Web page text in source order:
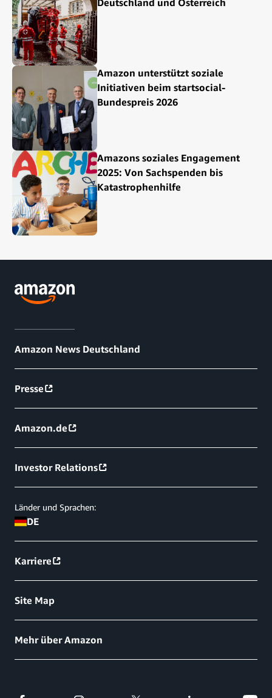
Deutschland und Österreich
Amazon unterstützt soziale
Initiativen beim startsocial-
Bundespreis 2026
Amazons soziales Engagement
2025: Von Sachspenden bis
Katastrophenhilfe
Amazon News Deutschland
Presse
Amazon.de
Investor Relations
Länder und Sprachen:
DE
Karriere
Site Map
Mehr über Amazon